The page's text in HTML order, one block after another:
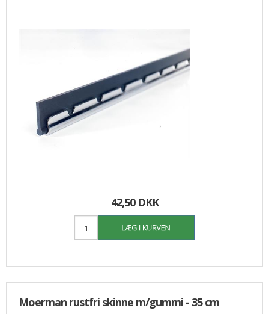
42,50 DKK
Moerman rustfri skinne m/gummi - 35 cm